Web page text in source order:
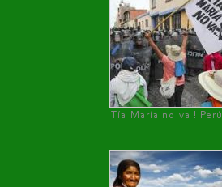
Tía María no va ! Perú